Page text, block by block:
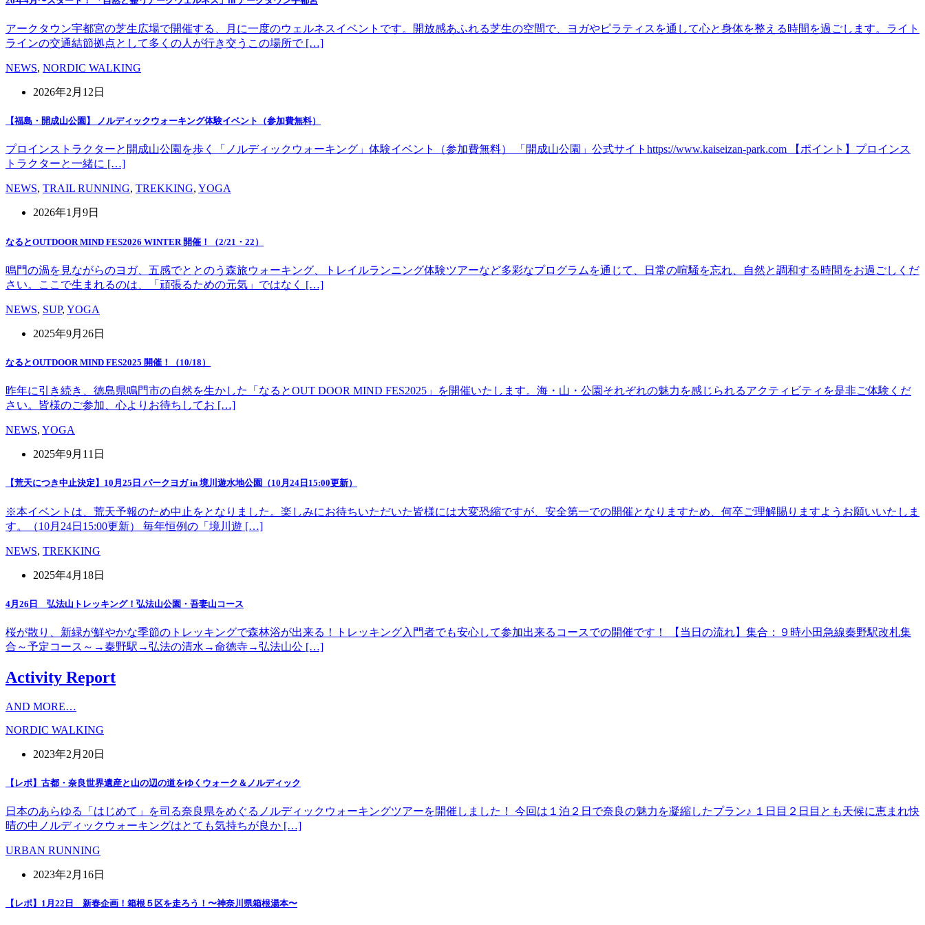
アークタウン宇都宮の芝生広場で開催する、月に一度のウェルネスイベントです。開放感あふれる芝生の空間で、ヨガやピラティスを通して心と身体を整える時間を過ごします。ライト
ラインの交通結節拠点として多くの人が行き交うこの場所で […]
NEWS, NORDIC WALKING
2026年2月12日
【福島・開成山公園】 ノルディックウォーキング体験イベント（参加費無料）
プロインストラクターと開成山公園を歩く「ノルディックウォーキング」体験イベント（参加費無料） 「開成山公園」公式サイトhttps://www.kaiseizan-park.com 【ポイント】プロインス
トラクターと一緒に […]
NEWS, TRAIL RUNNING, TREKKING, YOGA
2026年1月9日
なるとOUTDOOR MIND FES2026 WINTER 開催！（2/21・22）
鳴門の渦を見ながらのヨガ、五感でととのう森旅ウォーキング、トレイルランニング体験ツアーなど多彩なプログラムを通じて、日常の喧騒を忘れ、自然と調和する時間をお過ごしくだ
さい。ここで生まれるのは、「頑張るための元気」ではなく […]
NEWS, SUP, YOGA
2025年9月26日
なるとOUTDOOR MIND FES2025 開催！（10/18）
昨年に引き続き、徳島県鳴門市の自然を生かした「なるとOUT DOOR MIND FES2025」を開催いたします。海・山・公園それぞれの魅力を感じられるアクティビティを是非ご体験くだ
さい。皆様のご参加、心よりお待ちしてお […]
NEWS, YOGA
2025年9月11日
【荒天につき中止決定】10月25日 パークヨガ in 境川遊水地公園（10月24日15:00更新）
※本イベントは、荒天予報のため中止をとなりました。楽しみにお待ちいただいた皆様には大変恐縮ですが、安全第一での開催となりますため、何卒ご理解賜りますようお願いいたしま
す。（10月24日15:00更新） 毎年恒例の「境川遊 […]
NEWS, TREKKING
2025年4月18日
4月26日 弘法山トレッキング！弘法山公園・吾妻山コース
桜が散り、新緑が鮮やかな季節のトレッキングで森林浴が出来る！トレッキング入門者でも安心して参加出来るコースでの開催です！ 【当日の流れ】集合：９時小田急線秦野駅改札集
合～予定コース～→秦野駅→弘法の清水→命徳寺→弘法山公 […]
Activity Report
AND MORE…
NORDIC WALKING
2023年2月20日
【レポ】古都・奈良世界遺産と山の辺の道をゆくウォーク＆ノルディック
日本のあらゆる「はじめて」を司る奈良県をめぐるノルディックウォーキングツアーを開催しました！ 今回は１泊２日で奈良の魅力を凝縮したプラン♪ １日目２日目とも天候に恵まれ快
晴の中ノルディックウォーキングはとても気持ちが良か […]
URBAN RUNNING
2023年2月16日
【レポ】1月22日 新春企画！箱根５区を走ろう！〜神奈川県箱根湯本〜